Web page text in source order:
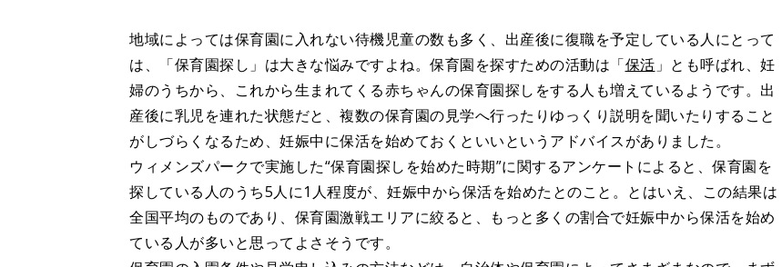
地域によっては保育園に入れない待機児童の数も多く、出産後に復職を予定している人にとって
は、「保育園探し」は大きな悩みですよね。保育園を探すための活動は「保活 」とも呼ばれ、妊
婦のうちから、これから生まれてくる赤ちゃんの保育園探しをする人も増えているようです。出
産後に乳児を連れた状態だと、複数の保育園の見学へ行ったりゆっくり説明を聞いたりすること
がしづらくなるため、妊娠中に保活を始めておくといいというアドバイスがありました。
ウィメンズパークで実施した“保育園探しを始めた時期”に関するアンケートによると、保育園を
探している人のうち5人に1人程度が、妊娠中から保活を始めたとのこと。とはいえ、この結果は
全国平均のものであり、保育園激戦エリアに絞ると、もっと多くの割合で妊娠中から保活を始め
ている人が多いと思ってよさそうです。